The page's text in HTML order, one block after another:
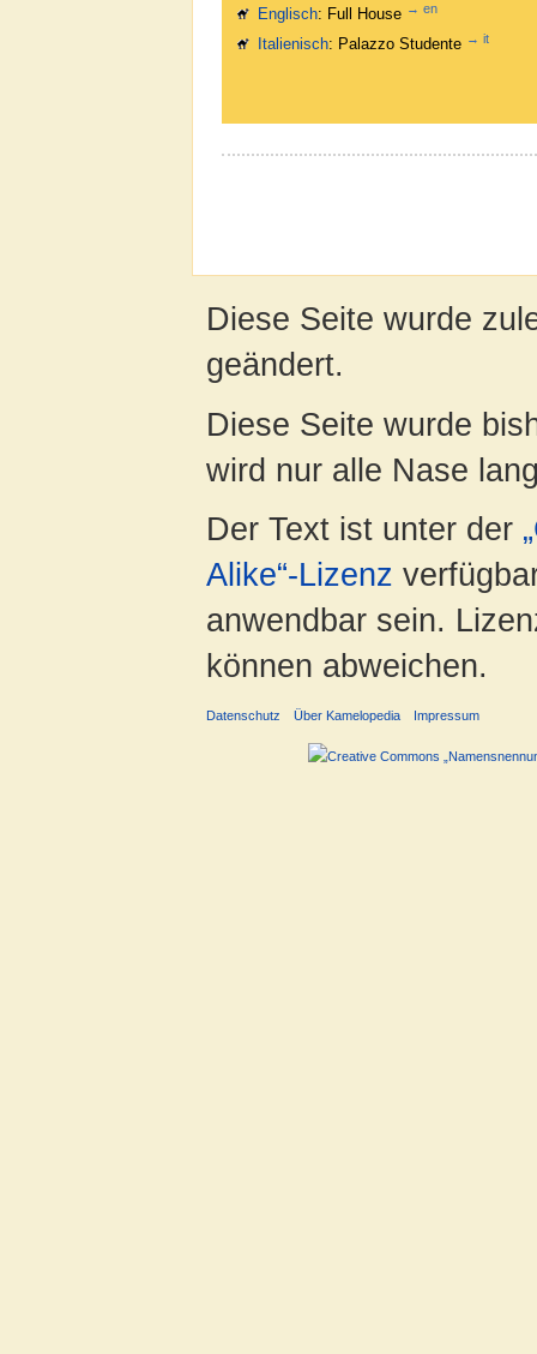
Englisch: Full House → en
Italienisch: Palazzo Studente → it
Diese Seite wurde
geändert.
Diese Seite wurde
wird nur alle Nase
Der Text ist unter der
Alike“-Lizenz
anwendbar sein.
können abweichen.
Datenschutz Über Kamelopedia Impressum